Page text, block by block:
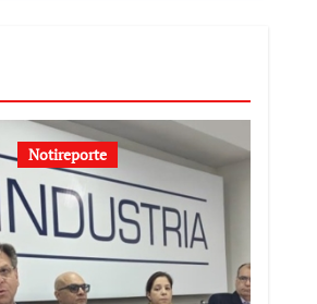
Notireporte